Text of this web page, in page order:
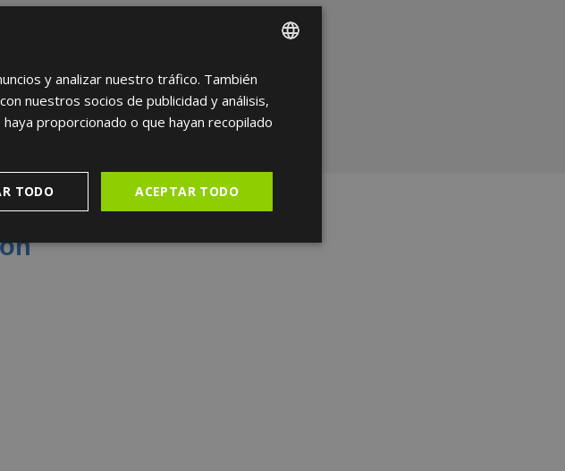
ENGLISH
FRENCH
y analizar nuestro tráfico. También
nuestros socios de publicidad y análisis,
proporcionado o que hayan recopilado
ACEPTAR TODO
TODO